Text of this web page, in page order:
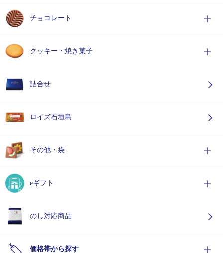
チョコレート
クッキー・焼き菓子
詰合せ
ロイズ石垣島
その他・袋
eギフト
のし対応商品
価格帯から探す